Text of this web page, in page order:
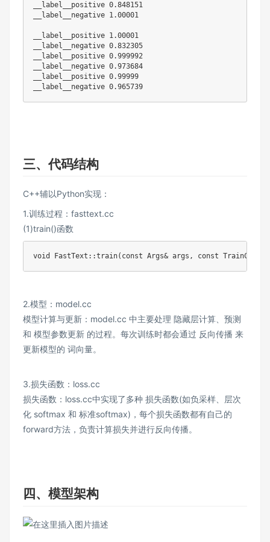
__label__positive 0.848151
__label__negative 1.00001
__label__positive 1.00001
__label__negative 0.832305
__label__positive 0.999992
__label__negative 0.973684
__label__positive 0.99999
__label__negative 0.965739
三、代码结构
C++辅以Python实现：
1.训练过程：fasttext.cc
(1)train()函数
void FastText ::train( const Args& args , const
2.模型：model.cc
模型计算与更新：model.cc 中主要处理 隐藏层计算、预测
和 模型参数更新 的过程。每次训练时都会通过 反向传播 来
更新模型的 词向量。
3.损失函数：loss.cc
损失函数：loss.cc中实现了多种 损失函数(如负采样、层次
化 softmax 和 标准softmax)，每个损失函数都有自己的
forward方法，负责计算损失并进行反向传播。
四、模型架构